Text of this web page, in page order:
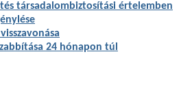
társadalombiztosítási értelemben
24 hónapon túl